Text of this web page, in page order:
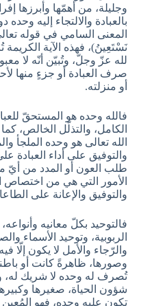
وجليلة، من أهمّها وأبرزها
بالعبادة والالتجاء إليه
المعنى السامي في قوله
نَسْتَعِينُ)، فهذه الآية
لله عزّ وجلّ، وتُبيّن أنّه لا
صرف العبادة أو جزءٍ منها
أو منزلته.
فالله وحده هو المستحقّ
الكامل، والتذلّل الخالص،
الله تعالى هو وحده الملجأ
والتوفيق على أداء العبادة
طلب العون أو المدد من أيّ
الأمور التي هي من اختصاص
والتوفيق والإعانة على
فالتوحيد بكلّ معانيه
الربوبية، وتوحيد الأسماء
والرّجاء والأمل لا يكون إلّا
وصورها، ظاهرةً كانت أو
تُصرف له وحده لا شريك له،
شؤون الحياة، صغيرها
تكون عليه وحده، فهو المُعين